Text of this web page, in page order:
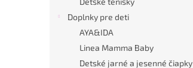
Doplnky pre deti
AYA&IDA
Linea Mamma Baby
Detské jarné a jesenné čiapky